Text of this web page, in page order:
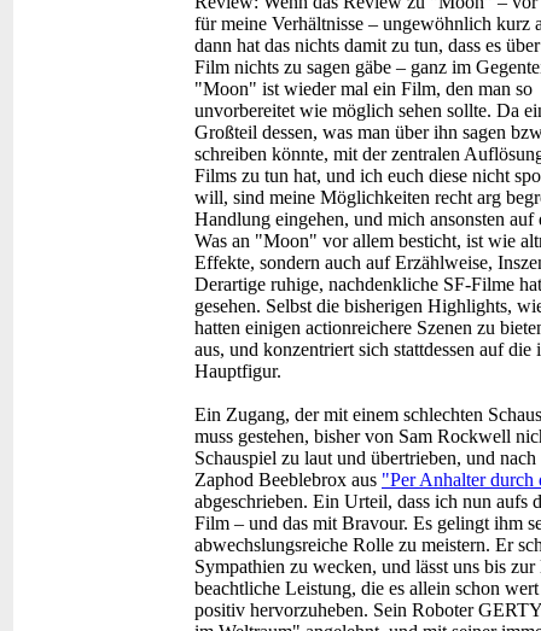
für meine Verhältnisse – ungewöhnlich kurz
dann hat das nichts damit zu tun, dass es
Film nichts zu sagen gäbe – ganz im
"Moon" ist wieder mal ein Film, den man so
unvorbereitet wie möglich sehen sollte. Da
Großteil dessen, was man über ihn sagen
schreiben könnte, mit der zentralen
Films zu tun hat, und ich euch diese nicht
will, sind meine Möglichkeiten recht arg
Handlung eingehen, und mich ansonsten
Was an "Moon" vor allem besticht, ist wie
Effekte, sondern auch auf Erzählweise,
Derartige ruhige, nachdenkliche SF-Filme
gesehen. Selbst die bisherigen Highlights,
hatten einigen actionreichere Szenen zu
aus, und konzentriert sich stattdessen auf
Hauptfigur.
Ein Zugang, der mit einem schlechten
muss gestehen, bisher von Sam Rockwell
Schauspiel zu laut und übertrieben, und
Zaphod Beeblebrox aus "Per Anhalter durch
abgeschrieben. Ein Urteil, dass ich nun aufs
Film – und das mit Bravour. Es gelingt ihm
abwechslungsreiche Rolle zu meistern. Er
Sympathien zu wecken, und lässt uns bis
beachtliche Leistung, die es allein schon
positiv hervorzuheben. Sein Roboter